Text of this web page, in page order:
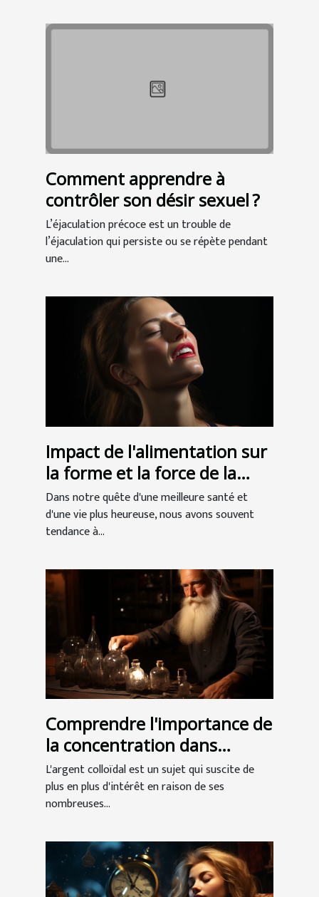
Comment apprendre à
contrôler son désir sexuel ?
L’éjaculation précoce est un trouble de
l’éjaculation qui persiste ou se répète pendant
une...
Impact de l'alimentation sur
la forme et la force de la
mâchoire
Dans notre quête d'une meilleure santé et
d'une vie plus heureuse, nous avons souvent
tendance à...
Comprendre l'importance de
la concentration dans
l'argent colloïdal
L'argent colloïdal est un sujet qui suscite de
plus en plus d'intérêt en raison de ses
nombreuses...